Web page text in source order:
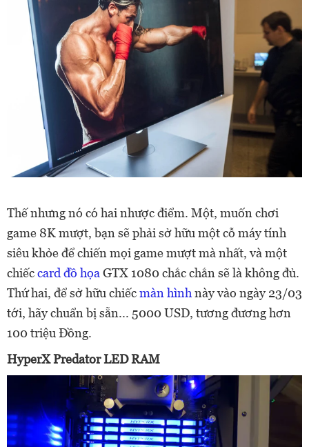
Thế nhưng nó có hai nhược điểm. Một, muốn chơi
game 8K mượt, bạn sẽ phải sở hữu một cỗ máy tính
siêu khỏe để chiến mọi game mượt mà nhất, và một
chiếccard đồ họa GTX 1080 chắc chắn sẽ là không đủ.
Thứ hai, để sở hữu chiếcmàn hìnhnày vào ngày 23/03
tới, hãy chuẩn bị sẵn... 5000 USD, tương đương hơn
100 triệu Đồng.
HyperX Predator LED RAM